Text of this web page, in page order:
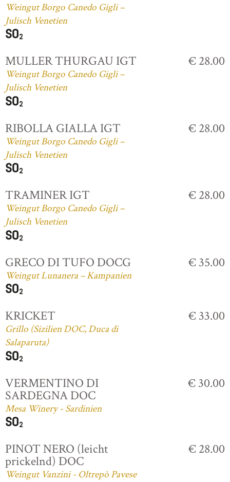
Weingut Borgo Canedo Gigli –
Julisch Venetien
MULLER THURGAU IGT
Weingut Borgo Canedo Gigli –
Julisch Venetien
€ 28.00
RIBOLLA GIALLA IGT
Weingut Borgo Canedo Gigli –
Julisch Venetien
€ 28.00
TRAMINER IGT
Weingut Borgo Canedo Gigli –
Julisch Venetien
€ 28.00
GRECO DI TUFO DOCG
Weingut Lunanera – Kampanien
€ 35.00
KRICKET
Grillo (Sizilien DOC, Duca di
Salaparuta)
€ 33.00
VERMENTINO DI
SARDEGNA DOC
Mesa Winery - Sardinien
€ 30.00
PINOT NERO (leicht
prickelnd) DOC
Weingut Vanzini - Oltrepò Pavese
€ 28.00